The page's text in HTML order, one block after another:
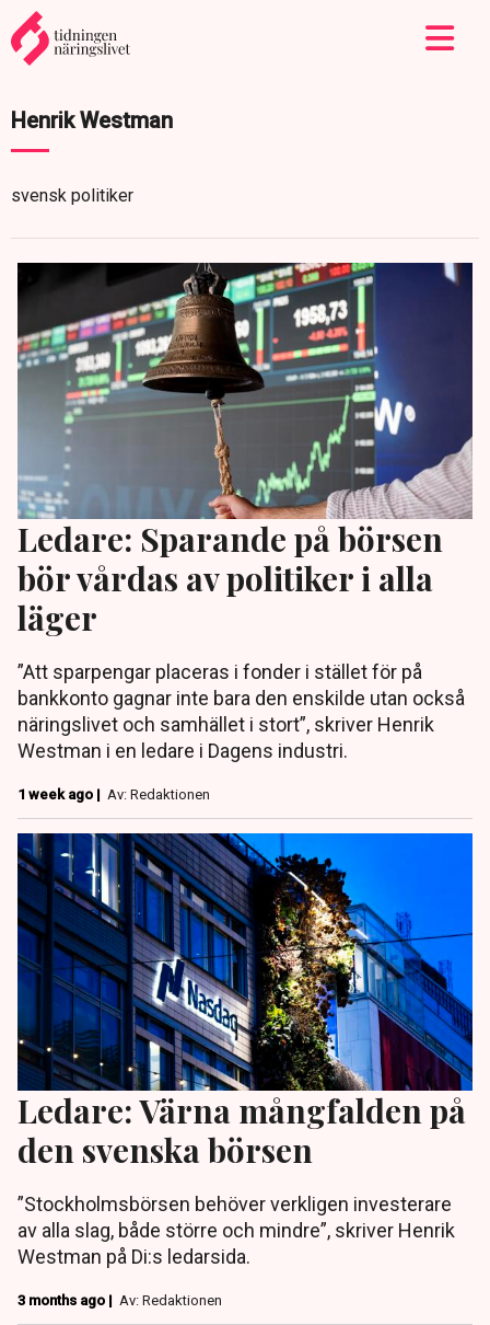
Henrik Westman
svensk politiker
Ledare: Sparande på börsen
bör vårdas av politiker i alla
läger
”Att sparpengar placeras i fonder i stället för på
bankkonto gagnar inte bara den enskilde utan också
näringslivet och samhället i stort”, skriver Henrik
Westman i en ledare i Dagens industri.
1 week ago | Av: Redaktionen
Ledare: Värna mångfalden på
den svenska börsen
”Stockholmsbörsen behöver verkligen investerare
av alla slag, både större och mindre”, skriver Henrik
Westman på Di:s ledarsida.
3 months ago | Av: Redaktionen